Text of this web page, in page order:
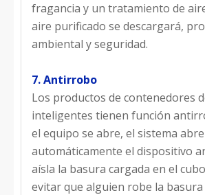
fragancia y un tratamiento de
aire purificado se descargará,
ambiental y seguridad.
7. Antirrobo
Los productos de contenedores
inteligentes tienen función
el equipo se abre, el sistema abre
automáticamente el dispositivo
aísla la basura cargada en el
evitar que alguien robe la basura